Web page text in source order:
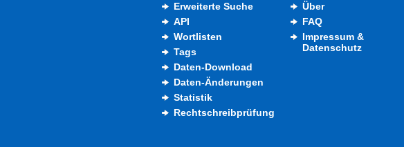
Erweiterte Suche
API
Wortlisten
Tags
Daten-Download
Daten-Änderungen
Statistik
Rechtschreibprüfung
Über
FAQ
Impressum &
Datenschutz